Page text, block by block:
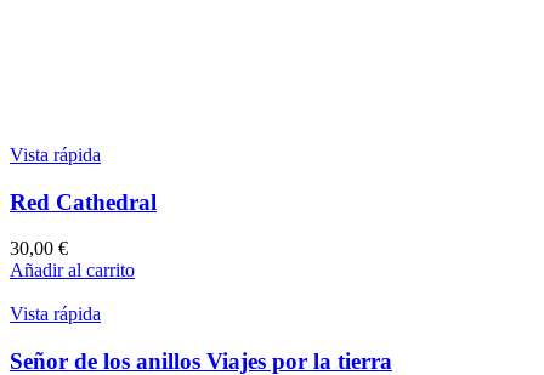
Vista rápida
Red Cathedral
30,00 €
Añadir al carrito
Vista rápida
Señor de los anillos Viajes por la tierra